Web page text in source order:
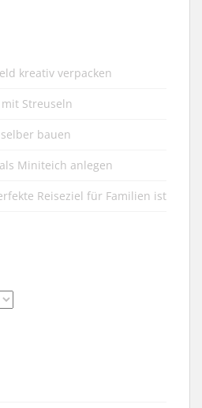
kreativ verpacken
Streuseln
bauen
Miniteich anlegen
Reiseziel für Familien ist